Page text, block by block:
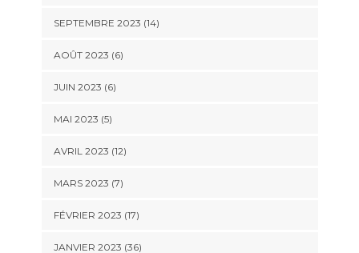
SEPTEMBRE 2023 (14)
AOÛT 2023 (6)
JUIN 2023 (6)
MAI 2023 (5)
AVRIL 2023 (12)
MARS 2023 (7)
FÉVRIER 2023 (17)
JANVIER 2023 (36)